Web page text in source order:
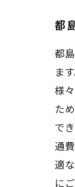
都
都
ま
様
た
で
通
適
に